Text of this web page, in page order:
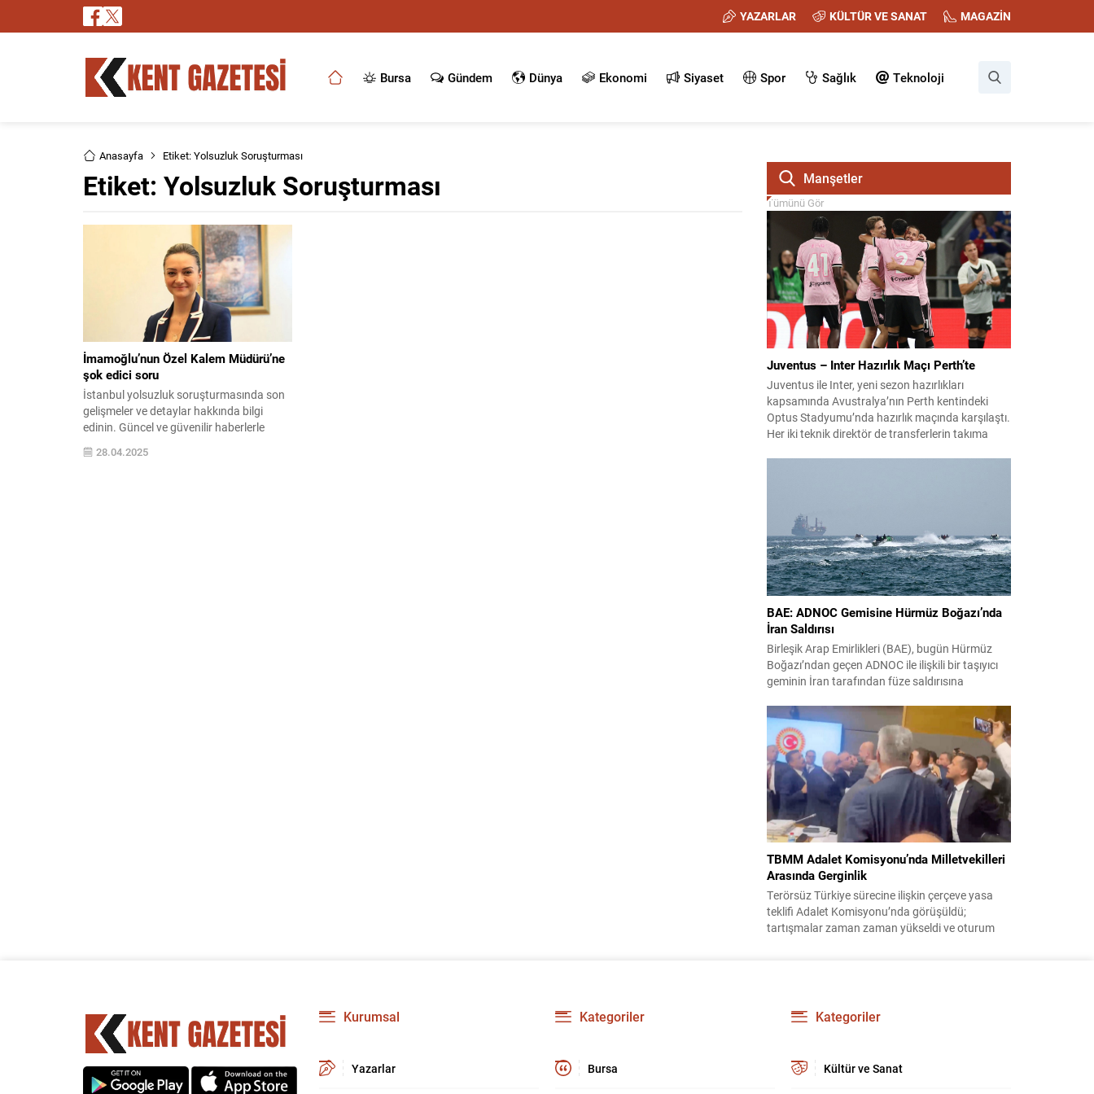
YAZARLAR KÜLTÜR VE SANAT MAGAZİN
Bursa Gündem Dünya Ekonomi Siyaset Spor Sağlık Teknoloji
Anasayfa Etiket: Yolsuzluk Soruşturması
Etiket: Yolsuzluk Soruşturması
İmamoğlu’nun Özel Kalem Müdürü’ne
şok edici soru
İstanbul yolsuzluk soruşturmasında son
gelişmeler ve detaylar hakkında bilgi
edinin. Güncel ve güvenilir haberlerle
olayların perde arkasını keşfedin.
28.04.2025
Manşetler
Tümünü Gör
Juventus – Inter Hazırlık Maçı Perth’te
Juventus ile Inter, yeni sezon hazırlıkları
kapsamında Avustralya’nın Perth kentindeki
Optus Stadyumu’nda hazırlık maçında karşılaştı.
Her iki teknik direktör de transferlerin takıma
Yıldız ilk 11’de görev alırken,...
BAE: ADNOC Gemisine Hürmüz Boğazı’nda
İran Saldırısı
Birleşik Arap Emirlikleri (BAE), bugün Hürmüz
Boğazı’ndan geçen ADNOC ile ilişkili bir taşıyıcı
geminin İran tarafından füze saldırısına
alındığını bildirirken saldırıyı kınadı ve Tahran’ı
korsanlıkla suçladı. WAM ajansının aktardığı ilk
açıklamada, ADNOC’a ait bir geminin sabah
saatlerinde hedef alındığı belirtildi; ilerleyen
dakikalarda ise BAE...
TBMM Adalet Komisyonu’nda Milletvekilleri
Arasında Gerginlik
Terörsüz Türkiye sürecine ilişkin çerçeve yasa
teklifi Adalet Komisyonu’nda görüşüldü;
tartışmalar zaman zaman yükseldi ve oturum
arasında söz düellosu başladı; taraflar birbirlerini
sert ifadelerle eleştirdi. Tartışma...
Kurumsal
Yazarlar
Kategoriler
Bursa
Kategoriler
Kültür ve Sanat